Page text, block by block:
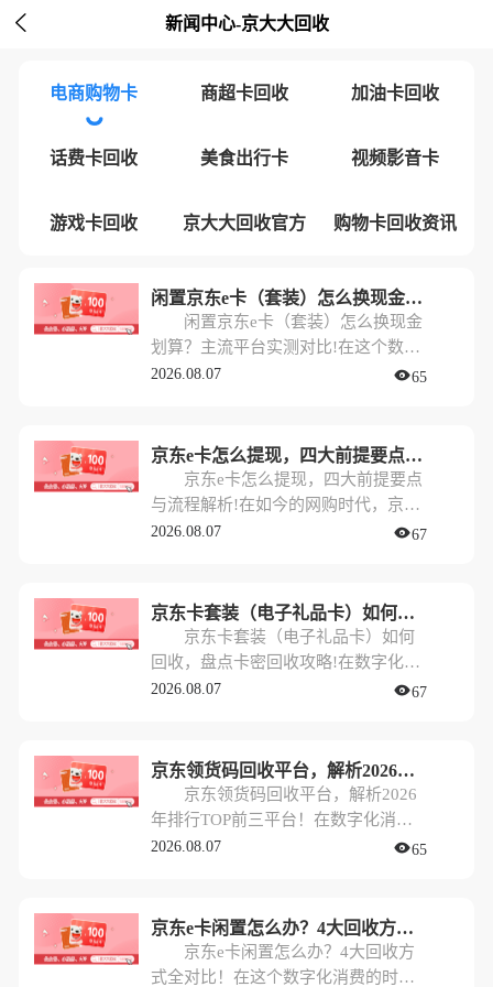
 新闻中心-京大大回收
电商购物卡 商超卡回收 加油卡回收
话费卡回收 美食出行卡 视频影音卡
游戏卡回收 京大大回收官方 购物卡回收资讯
闲置京东e卡（套装）怎么换现金划算？主流平台实测对比!
闲置京东e卡（套装）怎么换现金
划算？主流平台实测对比!在这个数字
化消费的时代，很多朋友手里都会攒
一不小心就多了起来，甚至还有未拆
封的“套装”。
2026.08.07 65
京东e卡怎么提现，四大前提要点与流程解析!
京东e卡怎么提现，四大前提要点
与流程解析!在如今的网购时代，京东
e卡因其versatile的使用场景和便捷
一张京东e卡，却暂时没有购物需求，
这时候大家最关心的就是：京东e卡怎
么提现？
2026.08.07 67
京东卡套装（电子礼品卡）如何回收，盘点卡密回收攻略!
京东卡套装（电子礼品卡）如何
回收，盘点卡密回收攻略!在数字化生
活日益普及的今天，电子礼品卡已经
其品类丰富、使用便捷，更是占据了
市场的半壁江山。然而，很多人在收
到这些“心意”后，往往会面临一个尴
尬的问题：自己并不需要在京东购
2026.08.07 67
京东领货码回收平台，解析2026年排行TOP前三平台！
京东领货码回收平台，解析2026
年排行TOP前三平台！在数字化消费
日益普及的今天，电商平台的各种卡
用范围广，常常作为企业员工福利、
商务馈赠的优选。然而，很多时候我
们手中囤积了过多的领货码，一时半
2026.08.07 65
京东e卡闲置怎么办？4大回收方式全对比！
京东e卡闲置怎么办？4大回收方
式全对比！在这个数字化消费的时